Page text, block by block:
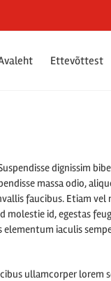
Ettevõttest
dignissim
massa odio,
faucibus. Etiam vel
id, egestas
iaculis
ullamcorper lorem